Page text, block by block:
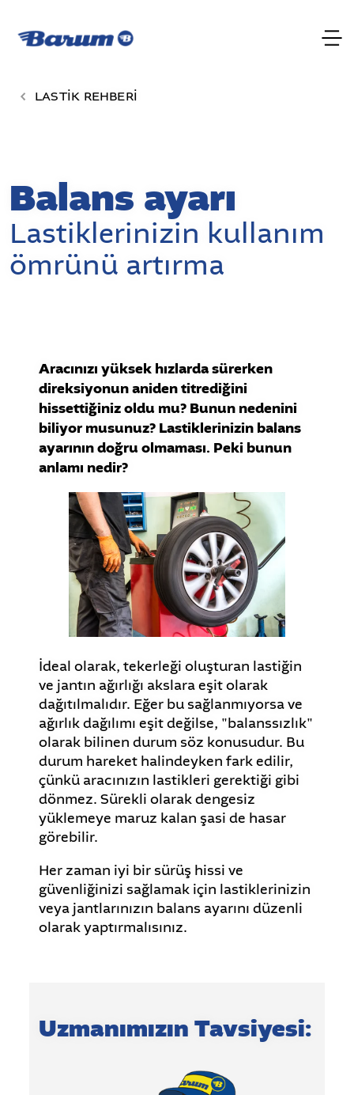
LASTİK REHBERİ
Balans ayarı
Lastiklerinizin kullanım
ömrünü artırma
Aracınızı yüksek hızlarda sürerken
direksiyonun aniden titrediğini
hissettiğiniz oldu mu? Bunun nedenini
biliyor musunuz? Lastiklerinizin balans
ayarının doğru olmaması. Peki bunun
anlamı nedir?
İdeal olarak, tekerleği oluşturan lastiğin
ve jantın ağırlığı akslara eşit olarak
dağıtılmalıdır. Eğer bu sağlanmıyorsa ve
ağırlık dağılımı eşit değilse, "balanssızlık"
olarak bilinen durum söz konusudur. Bu
durum hareket halindeyken fark edilir,
çünkü aracınızın lastikleri gerektiği gibi
dönmez. Sürekli olarak dengesiz
yüklemeye maruz kalan şasi de hasar
görebilir.
Her zaman iyi bir sürüş hissi ve
güvenliğinizi sağlamak için lastiklerinizin
veya jantlarınızın balans ayarını düzenli
olarak yaptırmalısınız.
Uzmanımızın Tavsiyesi: